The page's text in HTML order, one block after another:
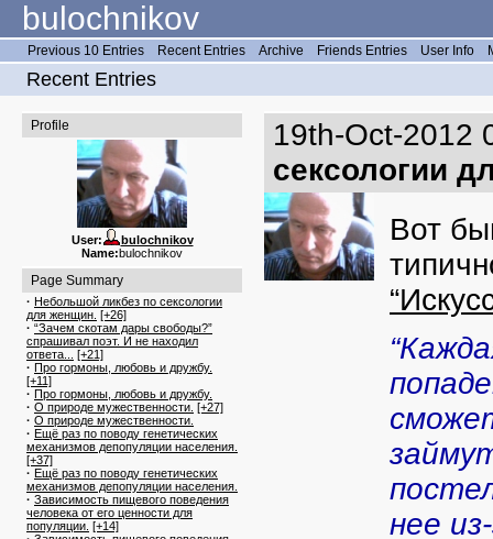
bulochnikov
Previous 10 Entries Recent Entries Archive Friends Entries User Info
Recent Entries
Profile
User:
bulochnikov
Name:bulochnikov
Page Summary
· Небольшой ликбез по сексологии
для женщин. [+26]
· “Зачем скотам дары свободы?”
спрашивал поэт. И не находил
ответа...
[+21]
· Про гормоны, любовь и дружбу.
[+11]
· Про гормоны, любовь и дружбу.
· О природе мужественности. [+27]
· О природе мужественности.
· Ещё раз по поводу генетических
механизмов депопуляции населения.
[+37]
· Ещё раз по поводу генетических
механизмов депопуляции населения.
· Зависимость пищевого поведения
человека от его ценности для
популяции. [+14]
19th-Oct-2012
сексологии
Вот
нее